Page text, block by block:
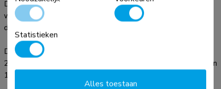
De Neomounts WL30-550BL16 LEVEL is een vlakke
wandsteun voor flat screens tot 86" met een maximaal
draagvermogen van 60 kg.
De LEVE 550 wandsteun is ultra-plat met een diepte van
2,3 cm en is geschikt voor schermen met VESA gatenpatroon
100x100 tot 600x400 mm.
Statistieken
Alles toestaan